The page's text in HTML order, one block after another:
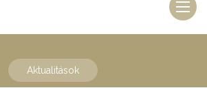
Aktualitások